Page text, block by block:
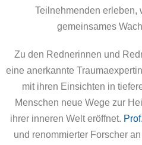
Teilnehmenden erleben,
gemeinsames
Zu den Rednerinnen und
eine anerkannte
mit ihren Einsichten in
Menschen neue Wege zur
ihrer inneren Welt eröffnet.
und renommierter Forscher